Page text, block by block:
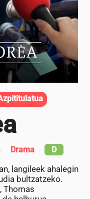
Drama D
langileek ahalegin
bultzatzeko.
Thomas